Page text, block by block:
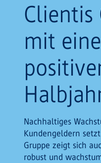
Clientis
mit
Nachhaltiges
Kundengeldern
Gruppe zeigt sich
robust und